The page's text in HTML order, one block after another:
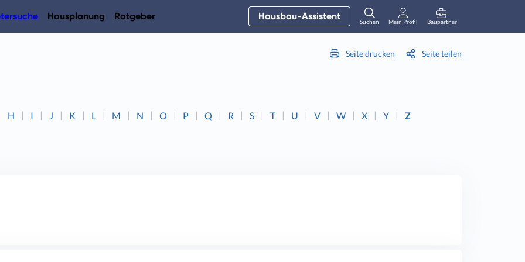
Hausplanung Ratgeber Hausbau-Assistent Suchen Mein Profil
Anmelden
Baupartner
Seite drucken Seite teilen
H I J K L M N O P Q R S T U V W X Y Z